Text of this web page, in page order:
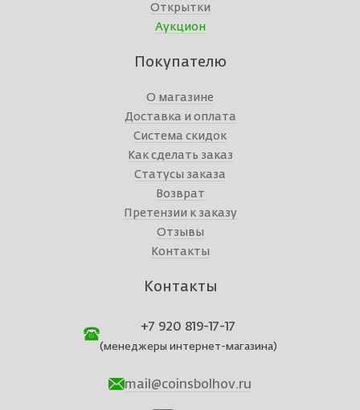
Открытки
Аукцион
Покупателю
О магазине
Доставка и оплата
Система скидок
Как сделать заказ
Статусы заказа
Возврат
Претензии к заказу
Отзывы
Контакты
Контакты
+7 920 819-17-17
(менеджеры интернет-магазина)
mail@coinsbolhov.ru